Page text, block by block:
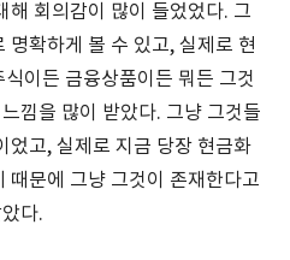
해 회의감이 많이 들었었다. 그
명확하게 볼 수 있고, 실제로 현
이든 금융상품이든 뭐든 그것
낌을 많이 받았다. 그냥 그것들
었고, 실제로 지금 당장 현금화
때문에 그냥 그것이 존재한다고
다.